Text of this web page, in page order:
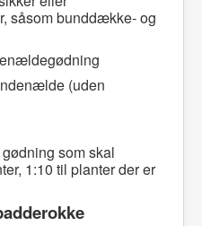
såsom bunddække- og
(uden
som skal
1:10 til planter der er